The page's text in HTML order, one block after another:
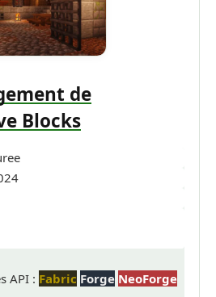
de
Blocks
API : Fabric Forge NeoForge